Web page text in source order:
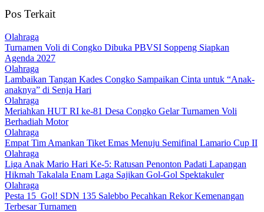
Pos Terkait
Olahraga
Turnamen Voli di Congko Dibuka PBVSI Soppeng Siapkan
Agenda 2027
Olahraga
Lambaikan Tangan Kades Congko Sampaikan Cinta untuk “Anak-
anaknya” di Senja Hari
Olahraga
Meriahkan HUT RI ke-81 Desa Congko Gelar Turnamen Voli
Berhadiah Motor
Olahraga
Empat Tim Amankan Tiket Emas Menuju Semifinal Lamario Cup II
Olahraga
Liga Anak Mario Hari Ke-5: Ratusan Penonton Padati Lapangan
Hikmah Takalala Enam Laga Sajikan Gol-Gol Spektakuler
Olahraga
Pesta 15 Gol! SDN 135 Salebbo Pecahkan Rekor Kemenangan
Terbesar Turnamen